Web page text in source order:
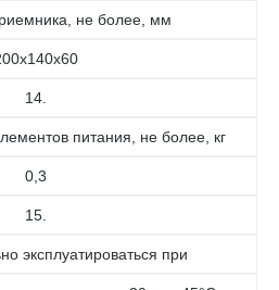
не более, мм
14.
питания, не более, кг
0,3
15.
эксплуатироваться при